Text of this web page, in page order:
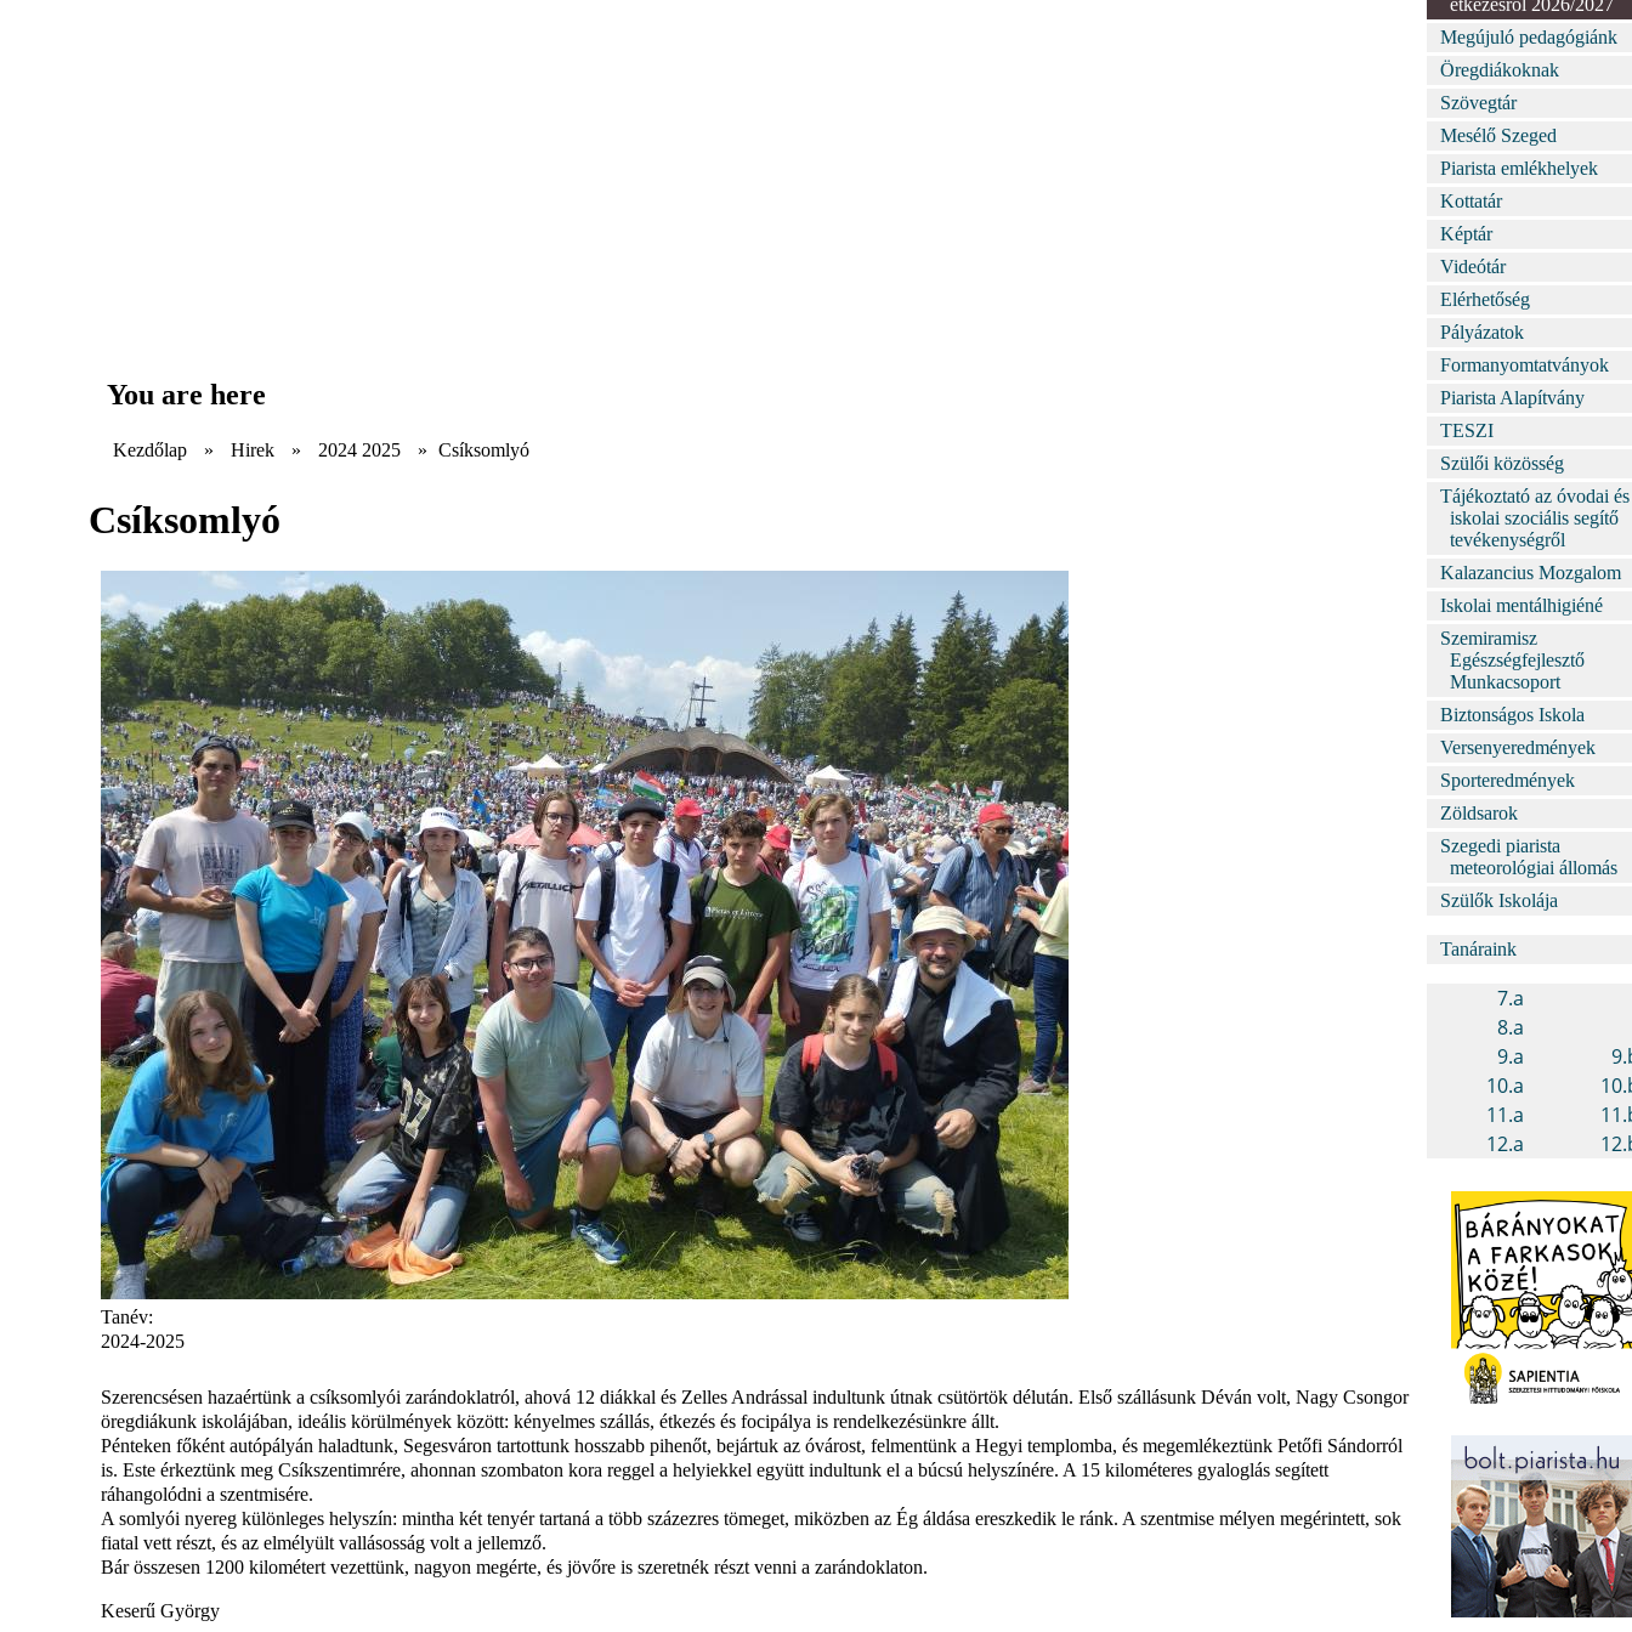
You are here
Kezdőlap » Hirek » 2024 2025 » Csíksomlyó
Csíksomlyó
Tanév:
2024-2025
Szerencsésen hazaértünk a csíksomlyói zarándoklatról, ahová 12 diákkal és Zelles Andrással indultunk útnak csütörtök délután. Első szállásunk Déván volt, Nagy Csongor
öregdiákunk iskolájában, ideális körülmények között: kényelmes szállás, étkezés és focipálya is rendelkezésünkre állt.
Pénteken főként autópályán haladtunk, Segesváron tartottunk hosszabb pihenőt, bejártuk az óvárost, felmentünk a Hegyi templomba, és megemlékeztünk Petőfi Sándorról
is. Este érkeztünk meg Csíkszentimrére, ahonnan szombaton kora reggel a helyiekkel együtt indultunk el a búcsú helyszínére. A 15 kilométeres gyaloglás segített
ráhangolódni a szentmisére.
A somlyói nyereg különleges helyszín: mintha két tenyér tartaná a több százezres tömeget, miközben az Ég áldása ereszkedik le ránk. A szentmise mélyen megérintett, sok
fiatal vett részt, és az elmélyült vallásosság volt a jellemző.
Bár összesen 1200 kilométert vezettünk, nagyon megérte, és jövőre is szeretnék részt venni a zarándoklaton.
Keserű György
étkezésről 2026/2027
Megújuló pedagógiánk
Öregdiákoknak
Szövegtár
Mesélő Szeged
Piarista emlékhelyek
Kottatár
Képtár
Videótár
Elérhetőség
Pályázatok
Formanyomtatványok
Piarista Alapítvány
TESZI
Szülői közösség
Tájékoztató az óvodai és
iskolai szociális segítő
tevékenységről
Kalazancius Mozgalom
Iskolai mentálhigiéné
Szemiramisz
Egészségfejlesztő
Munkacsoport
Biztonságos Iskola
Versenyeredmények
Sporteredmények
Zöldsarok
Szegedi piarista
meteorológiai állomás
Szülők Iskolája
Tanáraink